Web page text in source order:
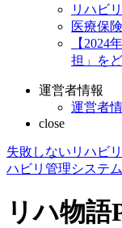
リハビ
医療保
【2024
担」を
運営者情報
運営者
close
失敗しないリハビ
ハビリ管理システ
リハ物語